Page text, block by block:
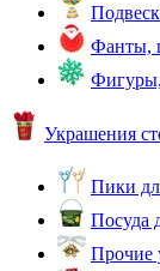
Фанты,
Украшения
Пики
Посуда
Прочие